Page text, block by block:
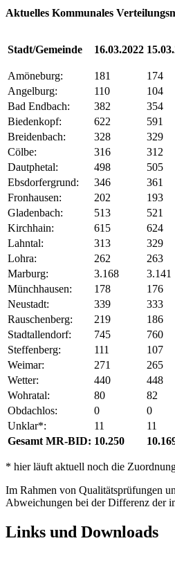
Aktuelles Kommunales
Stadt/Gemeinde 16.03.2022
Amöneburg: 181
174
Angelburg:
110
104
Bad Endbach:
382
354
Biedenkopf:
622
591
Breidenbach:
328
329
Cölbe:
316
312
Dautphetal:
498
505
Ebsdorfergrund:
346
361
Fronhausen:
202
193
Gladenbach:
513
521
Kirchhain:
615
624
Lahntal:
313
329
Lohra:
262
263
Marburg:
3.168
3.141
Münchhausen:
178
176
Neustadt:
339
333
Rauschenberg:
219
186
Stadtallendorf:
745
760
Steffenberg:
111
107
Weimar:
271
265
Wetter:
440
448
Wohratal:
80
82
Obdachlos:
0
0
Unklar*:
11
11
Gesamt MR-BID: 10.250
* hier läuft aktuell noch die
Im Rahmen von Qualitätsprüfungen
Abweichungen bei der Differenz der
Links und Downloads